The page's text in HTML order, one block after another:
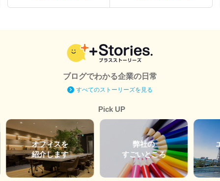
ブログでわかる企業の日常
すべてのストーリーズを見る
Pick UP
オフィスを
紹介します
弊社の
すごいところ